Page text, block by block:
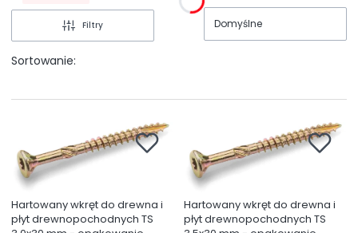
Filtry
Sortowanie:
Domyślne
Hartowany wkręt do drewna i
płyt drewnopochodnych TS
Hartowany wkręt do drewna i
płyt drewnopochodnych TS